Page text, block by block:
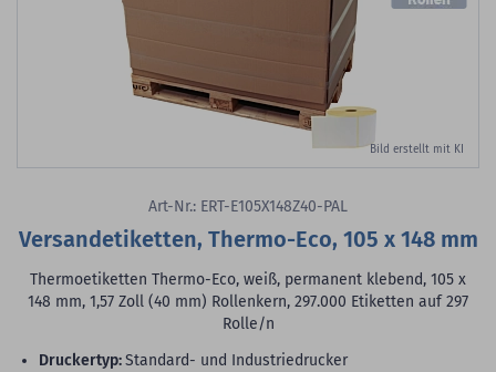
Bild erstellt mit KI
Art-Nr.: ERT-E105X148Z40-PAL
Versandetiketten, Thermo-Eco, 105 x 148 mm
Thermoetiketten Thermo-Eco, weiß, permanent klebend, 105 x
148 mm, 1,57 Zoll (40 mm) Rollenkern, 297.000 Etiketten auf 297
Rolle/n
Druckertyp:Standard- und Industriedrucker